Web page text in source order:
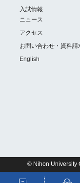
入試情報
ニュース
アクセス
お問い合わせ・資料請
English
© Nihon University